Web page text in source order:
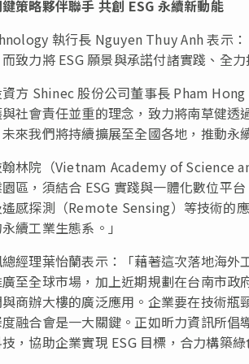
策略夥伴聯手 共創 ESG 永續新動能
執行長 Nguyen Thuy Anh 表示
致力將 ESG 願景與承諾付諸實踐、全
方 Shinec 股份公司董事長 Pham
社會責任並重的理念，致力將南草健
來我們將持續擴展至全國各地，推動
林院（Vietnam Academy of Science
區，須結合 ESG 實踐與一體化數位平
感探測（Remote Sensing）等技術的
續工業生態系。」
經理葉怡蘭表示：「藉著這次落地海
至全球市場，加上近期規劃在台南市
商辦大樓的廣泛應用。企業要在技術
融合會是一大關鍵。正如昕力資訊所
，協助企業實現 ESG 目標，合力構築